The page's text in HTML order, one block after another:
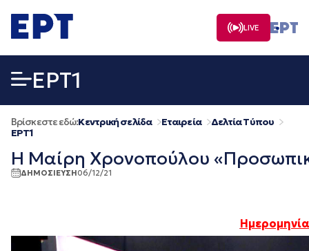
σε
περιεχόμενο
LIVE
EΡΤ1
Βρίσκεστε εδώ:Κεντρική σελίδα Εταιρεία
Δελτία Τύπου
EΡΤ1
Η Μαίρη Χρονοπούλου
ΔΗΜΟΣΙΕΥΣΗ06/12/21